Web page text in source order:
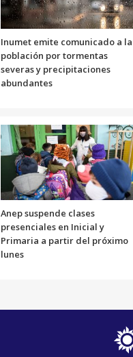
Inumet emite comunicado a la
población por tormentas
severas y precipitaciones
abundantes
Anep suspende clases
presenciales en Inicial y
Primaria a partir del próximo
lunes